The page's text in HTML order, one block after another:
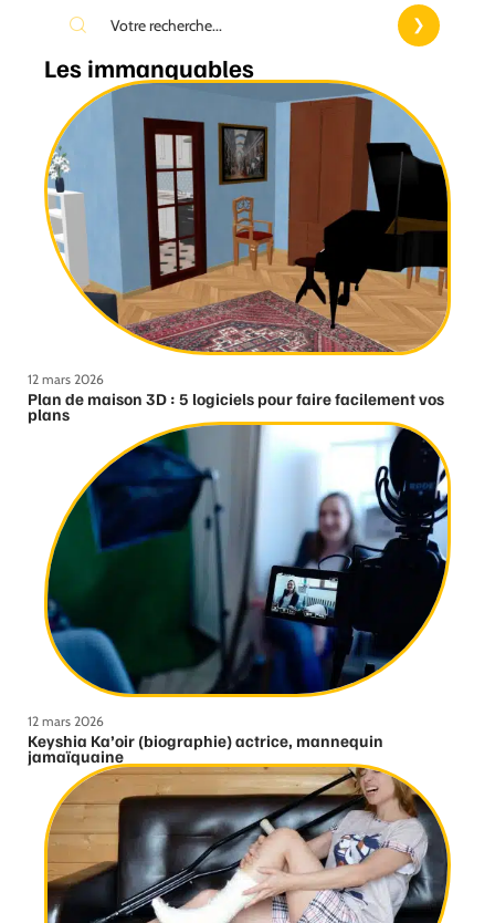
Les immanquables
12 mars 2026
Plan de maison 3D : 5 logiciels pour faire facilement vos
plans
12 mars 2026
Keyshia Ka’oir (biographie) actrice, mannequin
jamaïquaine